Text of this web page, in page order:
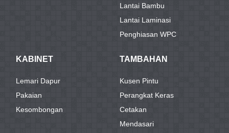
Lantai Bambu
Lantai Laminasi
Penghiasan WPC
KABINET
Lemari Dapur
Pakaian
Kesombongan
TAMBAHAN
Kusen Pintu
Perangkat Keras
Cetakan
Mendasari